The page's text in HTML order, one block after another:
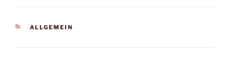
KATEGORIEN
ALLGEMEIN